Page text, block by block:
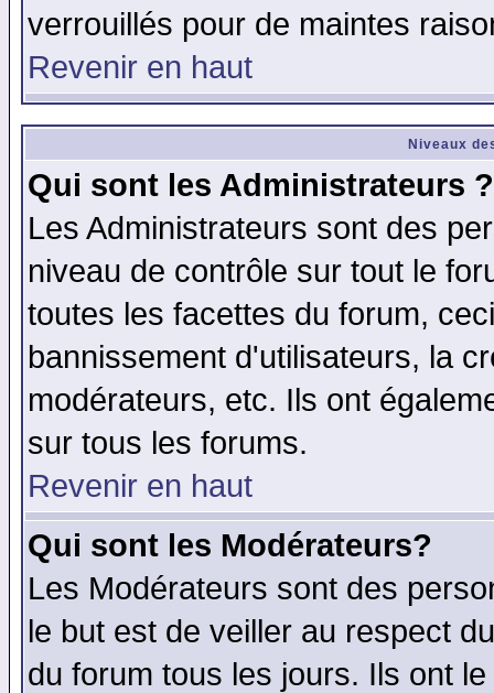
verrouillés pour de maintes
Revenir en haut
Niveaux
Qui sont les Administrateurs ?
Les Administrateurs sont des
niveau de contrôle sur tout le
toutes les facettes du forum,
bannissement d'utilisateurs, la
modérateurs, etc. Ils ont
sur tous les forums.
Revenir en haut
Qui sont les Modérateurs?
Les Modérateurs sont des
le but est de veiller au respect
du forum tous les jours. Ils ont